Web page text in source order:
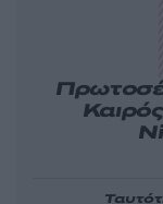
Καιρός